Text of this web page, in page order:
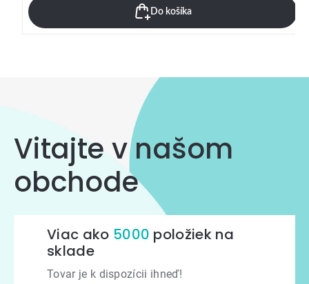
Do košíka
Vitajte v našom
obchode
Viac ako 5000 položiek na
sklade
Tovar je k dispozícii ihneď!